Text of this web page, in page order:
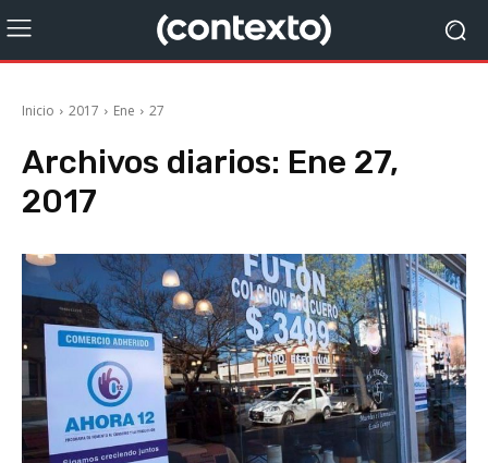
Inicio 2017 Ene 27
Archivos diarios: Ene 27,
2017